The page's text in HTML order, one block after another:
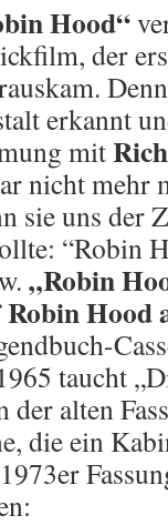
Hood“
der
erkannt
mit
nicht mehr
sie uns der
“Robin
„Robin
Hood
taucht
alten
die ein